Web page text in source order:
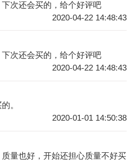
次还会买的，给个好评吧
2020-04-22 14:48:43
次还会买的，给个好评吧
2020-04-22 14:48:43
。
2020-01-01 14:50:38
量也好，开始还担心质量不好买